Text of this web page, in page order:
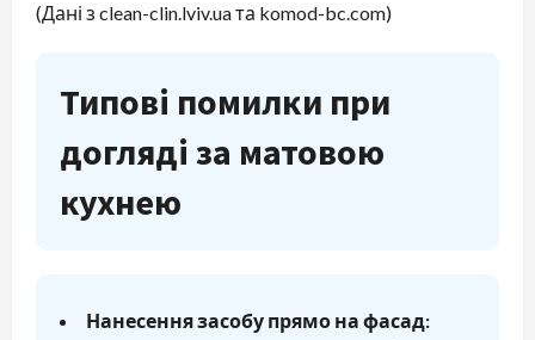
(Дані з clean-clin.lviv.ua та komod-bc.com)
Типові помилки при
догляді за матовою
кухнею
Нанесення засобу прямо на фасад: